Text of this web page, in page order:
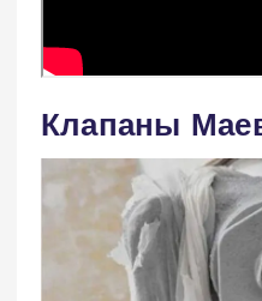
Клапаны